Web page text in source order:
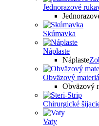
Jednorazové
Skúmavka
Náplaste
Náplaste
Obväzový
Obväzový
Chirurgické
Vaty